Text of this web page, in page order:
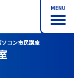
MENU
コン市民講座